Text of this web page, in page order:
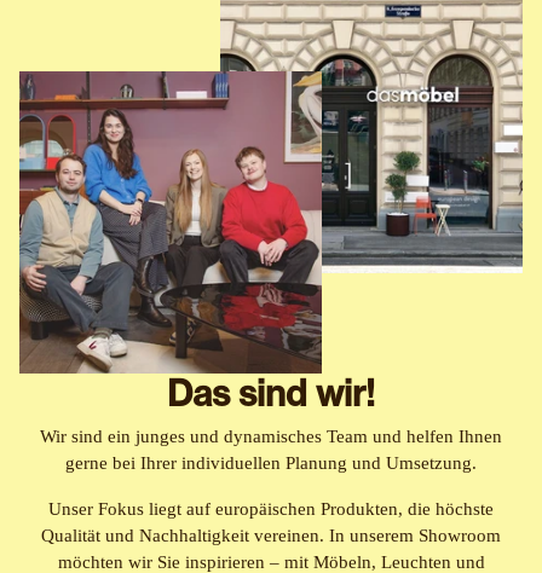
Das sind wir!
Wir sind ein junges und dynamisches Team und helfen Ihnen
gerne bei Ihrer individuellen Planung und Umsetzung.
Unser Fokus liegt auf europäischen Produkten, die höchste
Qualität und Nachhaltigkeit vereinen. In unserem Showroom
möchten wir Sie inspirieren – mit Möbeln, Leuchten und